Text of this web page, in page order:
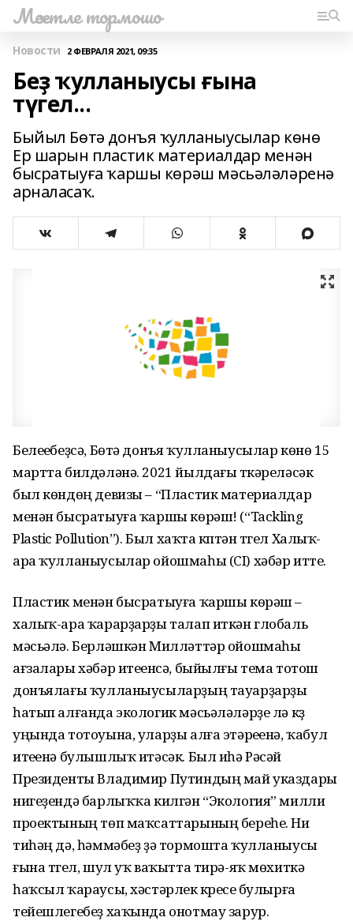
Мәсетле тормошо
Новости 2 ФЕВРАЛЯ 2021, 09:35
Беҙ ҡулланыусы ғына
түгел...
Быйыл Бөтә донъя ҡулланыусылар көнө
Ер шарын пластик материалдар менән
бысратыуға ҡаршы көрәш мәсьәләләренә
арналасаҡ.
Белеүебеҙсә, Бөтә донъя ҡулланыусылар көнө 15
мартта билдәләнә. 2021 йылдағы үткәреләсәк
был көндөң девизы – “Пластик материалдар
менән бысратыуға ҡаршы көрәш! (“Tackling
Plastic Pollution”). Был хаҡта күптән түгел Халыҡ-
ара ҡулланыусылар ойошмаһы (CI) хәбәр итте.
Пластик менән бысратыуға ҡаршы көрәш –
халыҡ-ара ҡарарҙарҙы талап иткән глобаль
мәсьәлә. Берләшкән Милләттәр ойошмаһы
ағзалары хәбәр итеүенсә, быйылғы тема тотош
донъялағы ҡулланыусыларҙың тауарҙарҙы
һатып алғанда экологик мәсьәләләрҙе лә күҙ
уңында тотоуына, уларҙы алға этәреүенә, ҡабул
итеүенә булышлыҡ итәсәк. Был иһә Рәсәй
Президенты Владимир Путиндың май указдары
нигеҙендә барлыҡҡа килгән “Экология” милли
проектының төп маҡсаттарының береһе. Ни
тиһәң дә, һәммәбеҙ ҙә тормошта ҡулланыусы
ғына түгел, шул уҡ ваҡытта тирә-яҡ мөхиткә
һаҡсыл ҡараусы, хәстәрлек күреүсе булырға
тейешлегебеҙ хаҡында онотмау зарур.